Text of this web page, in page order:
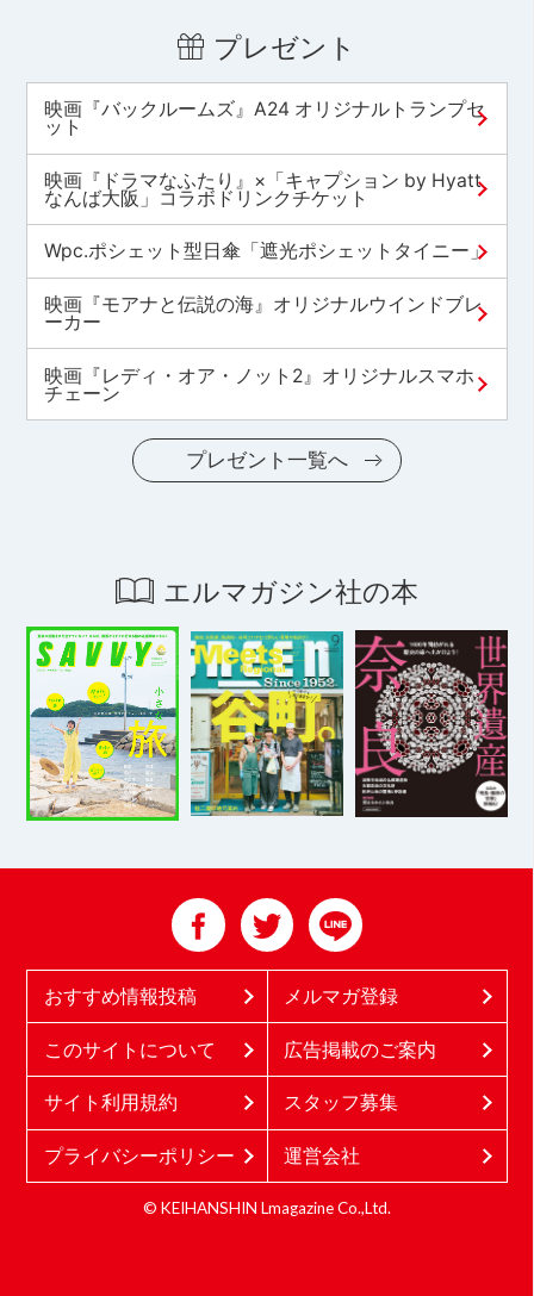
プレゼント
映画『バックルームズ』A24 オリジナルトランプセ
ット
映画『ドラマなふたり』×「キャプション by Hyatt
なんば大阪」コラボドリンクチケット
Wpc.ポシェット型日傘「遮光ポシェットタイニー」
映画『モアナと伝説の海』オリジナルウインドブレ
ーカー
映画『レディ・オア・ノット2』オリジナルスマホ
チェーン
プレゼント一覧へ
エルマガジン社の本
おすすめ情報投稿 メルマガ登録
このサイトについて 広告掲載のご案内
サイト利用規約 スタッフ募集
プライバシーポリシー 運営会社
© KEIHANSHIN Lmagazine Co.,Ltd.